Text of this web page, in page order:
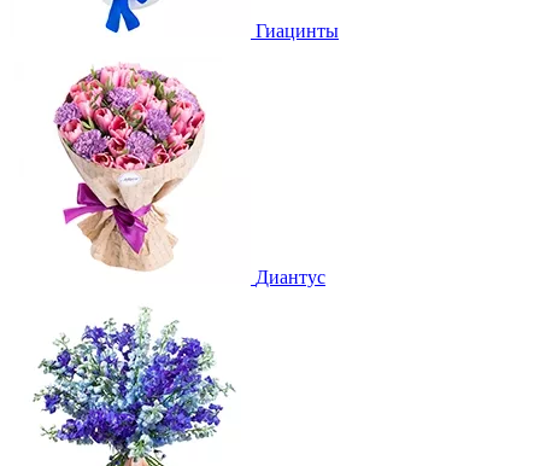
Гиацинты
Диантус